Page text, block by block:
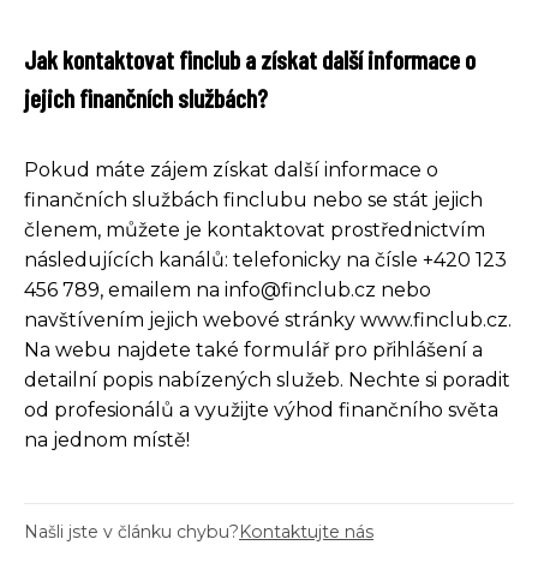
Jak kontaktovat finclub a získat další informace o
jejich finančních službách?
Pokud máte zájem získat další informace o
finančních službách finclubu nebo se stát jejich
členem, můžete je kontaktovat prostřednictvím
následujících kanálů: telefonicky na čísle +420 123
456 789, emailem na info@finclub.cz nebo
navštívením jejich webové stránky www.finclub.cz.
Na webu najdete také formulář pro přihlášení a
detailní popis nabízených služeb. Nechte si poradit
od profesionálů a využijte výhod finančního světa
na jednom místě!
Našli jste v článku chybu?Kontaktujte nás